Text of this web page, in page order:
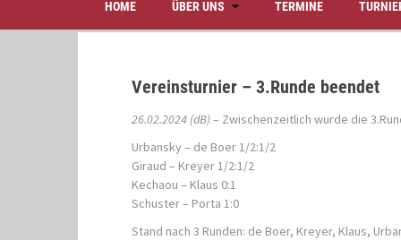
t
HOME ÜBER UNS TERMINE
Vereinsturnier – 3.Runde beendet
26.02.2024 (dB)– Zwischenzeitlich wurde die
Urbansky – de Boer 1/2:1/2
Giraud – Kreyer 1/2:1/2
Kechaou – Klaus 0:1
Schuster – Porta 1:0
Stand nach 3 Runden: de Boer, Kreyer, Klaus,